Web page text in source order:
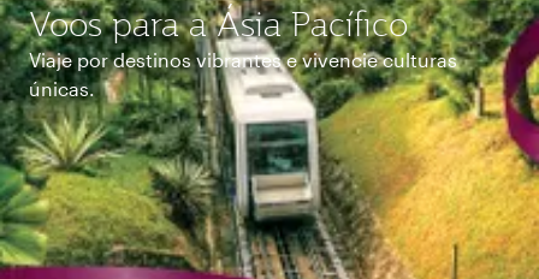
Voos para a Ásia Pacífico
Viaje por destinos vibrantes e vivencie culturas
únicas.